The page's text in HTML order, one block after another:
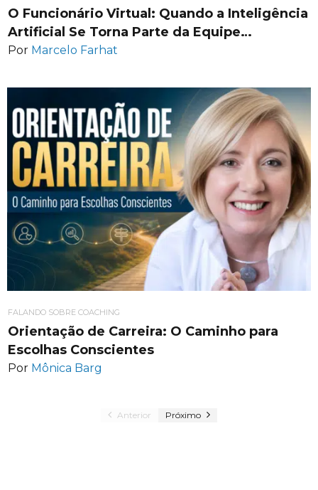
O Funcionário Virtual: Quando a Inteligência
Artificial Se Torna Parte da Equipe…
Por Marcelo Farhat
FALANDO SOBRE COACHING
Orientação de Carreira: O Caminho para
Escolhas Conscientes
Por Mônica Barg
Anterior Próximo